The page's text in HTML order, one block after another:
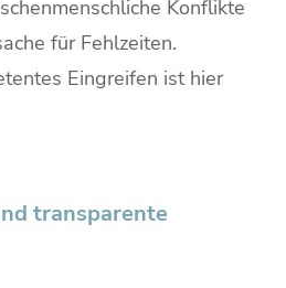
Konflikte
für Fehlzeiten.
Eingreifen ist hier
transparente